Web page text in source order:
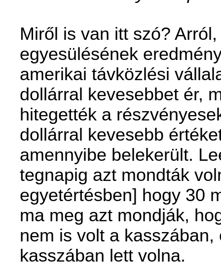
Miről is van itt szó?
egyesülésének
amerikai távközlési
dollárral kevesebbet ér,
hitegették a
dollárral kevesebb
amennyibe belekerült.
tegnapig azt mondták
egyetértésben] hogy 30
ma meg azt mondják,
nem is volt a
kasszában lett volna.